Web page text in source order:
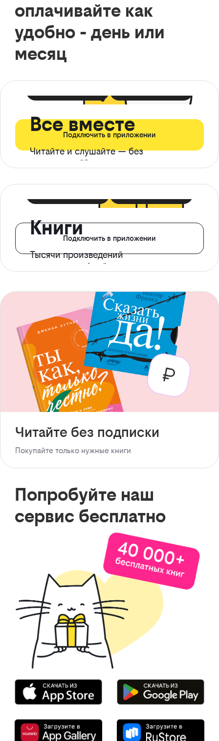
оплачивайте как
удобно - день или
месяц
Все вместе
Читайте и слушайте — без
ограничений*
Подключить в приложении
Книги
Тысячи произведений
с доступом офлайн
Подключить в приложении
Читайте без подписки
Покупайте только нужные книги
Попробуйте наш
сервис бесплатно